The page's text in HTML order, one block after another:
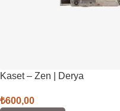
Kaset – Zen | Derya
₺600,00